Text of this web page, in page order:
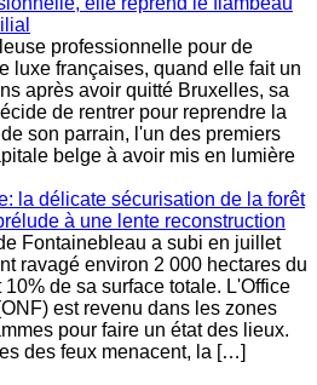
professionnelle pour de
luxe françaises, quand elle fait un
après avoir quitté Bruxelles, sa
de rentrer pour reprendre la
son parrain, l'un des premiers
belge à avoir mis en lumière
la délicate sécurisation de la forêt
à une lente reconstruction
Fontainebleau a subi en juillet
ravagé environ 2 000 hectares du
10% de sa surface totale. L'Office
est revenu dans les zones
pour faire un état des lieux.
des feux menacent, la […]